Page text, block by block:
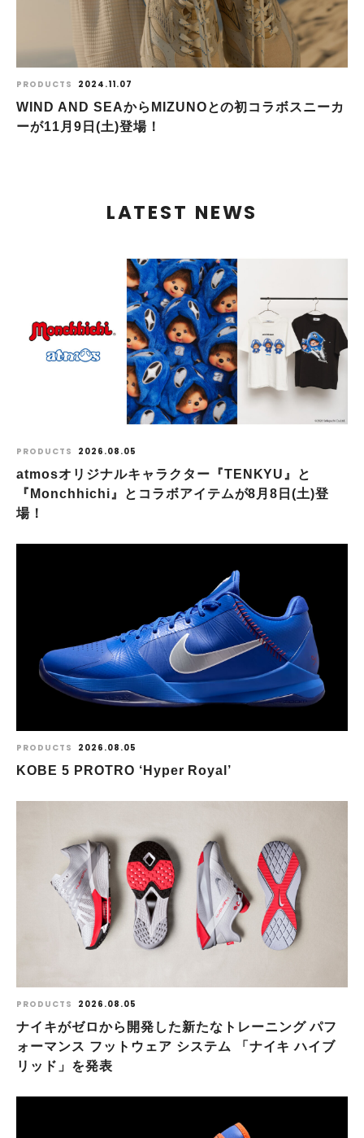
PRODUCTS 2024.11.07
WIND AND SEAからMIZUNOとの初コラボスニーカ
ーが11⽉9⽇(⼟)登場！
LATEST NEWS
PRODUCTS 2026.08.05
atmosオリジナルキャラクター『TENKYU』と
『Monchhichi』とコラボアイテムが8月8日(土)登
場！
PRODUCTS 2026.08.05
KOBE 5 PROTRO ‘Hyper Royal’
PRODUCTS 2026.08.05
ナイキがゼロから開発した新たなトレーニング パフ
ォーマンス フットウェア システム 「ナイキ ハイブ
リッド」を発表